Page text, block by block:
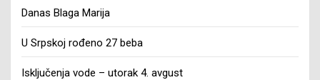
Danas Blaga Marija
U Srpskoj rođeno 27 beba
Isključenja vode – utorak 4. avgust